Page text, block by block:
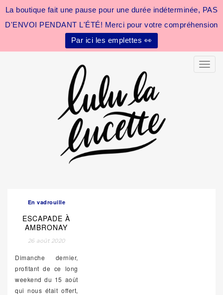
La boutique fait une pause pour une durée indéterminée, PAS
D'ENVOI PENDANT L'ÉTÉ! Merci pour votre compréhension
Par ici les emplettes 👀
En vadrouille
ESCAPADE À
AMBRONAY
26 août 2020
Dimanche dernier,
profitant de ce long
weekend du 15 août
qui nous était offert,